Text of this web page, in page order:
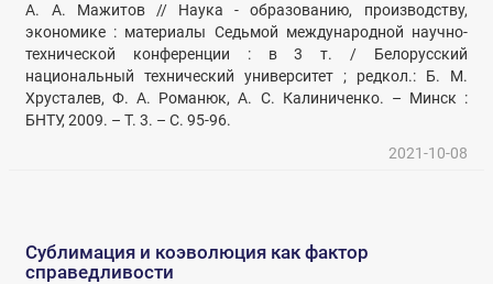
А. А. Мажитов // Наука - образованию, производству,
экономике : материалы Седьмой международной научно-
технической конференции : в 3 т. / Белорусский
национальный технический университет ; редкол.: Б. М.
Хрусталев, Ф. А. Романюк, А. С. Калиниченко. – Минск :
БНТУ, 2009. – Т. 3. – С. 95-96.
2021-10-08
Сублимация и коэволюция как фактор
справедливости